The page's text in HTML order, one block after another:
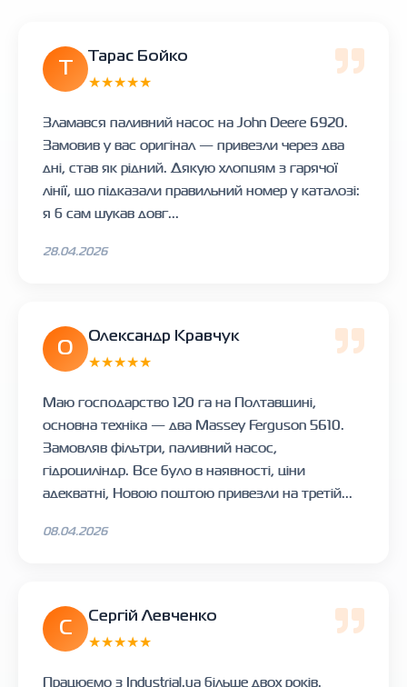
Тарас Бойко
★★★★★
Зламався паливний насос на John Deere 6920.
Замовив у вас оригінал — привезли через два
дні, став як рідний. Дякую хлопцям з гарячої
лінії, що підказали правильний номер у каталозі:
я б сам шукав довг...
28.04.2026
О
Олександр Кравчук
★★★★★
Маю господарство 120 га на Полтавщині,
основна техніка — два Massey Ferguson 5610.
Замовляв фільтри, паливний насос,
гідроциліндр. Все було в наявності, ціни
адекватні, Новою поштою привезли на третій...
08.04.2026
С
Сергій Левченко
★★★★★
Працюємо з Industrial.ua більше двох років.